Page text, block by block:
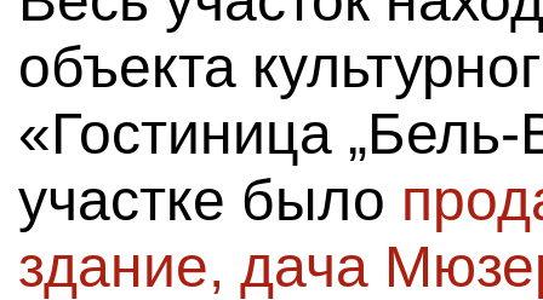
объекта
«Гостиница
участке было
здание, дача